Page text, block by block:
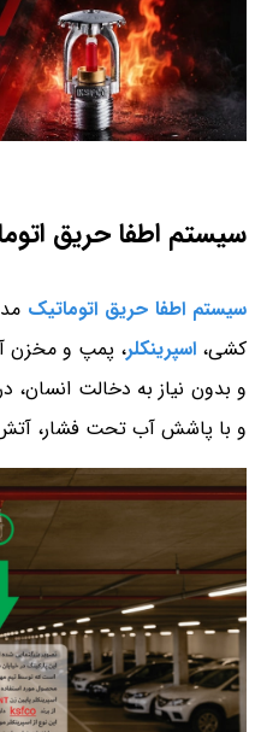
سیستم اطفا حریق
سیستم اطفا حریق اتوماتیک
کشی،اسپرینکلر، پمپ و مخزن
و بدون نیاز به دخالت
و با پاشش آب تحت فشار، آتش